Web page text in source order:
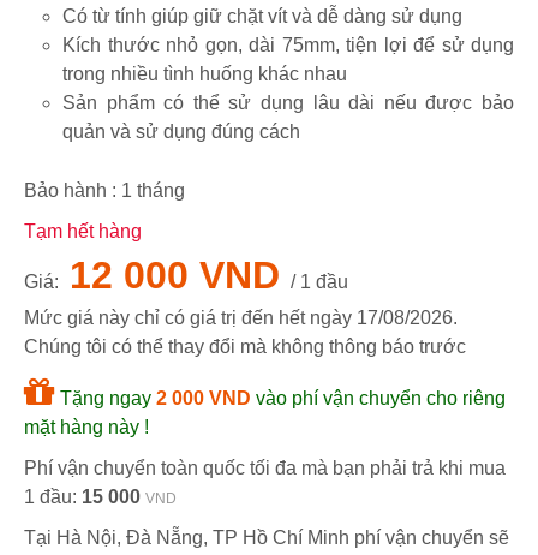
Có từ tính giúp giữ chặt vít và dễ dàng sử dụng
Kích thước nhỏ gọn, dài 75mm, tiện lợi để sử dụng
trong nhiều tình huống khác nhau
Sản phẩm có thể sử dụng lâu dài nếu được bảo
quản và sử dụng đúng cách
Bảo hành : 1 tháng
Tạm hết hàng
Giá: 12 000 VND / 1 đầu
Mức giá này chỉ có giá trị đến hết ngày 17/08/2026.
Chúng tôi có thể thay đổi mà không thông báo trước
Tặng ngay 2 000 VND vào phí vận chuyển cho riêng
mặt hàng này !
Phí vận chuyển toàn quốc tối đa mà bạn phải trả khi mua
1 đầu: 15 000 VND
Tại Hà Nội, Đà Nẵng, TP Hồ Chí Minh phí vận chuyển sẽ